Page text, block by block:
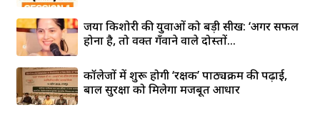
जया किशोरी की युवाओं को बड़ी सीख: ‘अगर सफल
होना है, तो वक्त गँवाने वाले दोस्तों...
कॉलेजों में शुरू होगी ‘रक्षक’ पाठ्यक्रम की पढ़ाई,
बाल सुरक्षा को मिलेगा मजबूत आधार